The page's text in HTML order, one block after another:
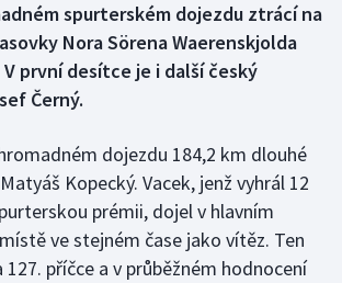
spurterském dojezdu ztrácí na
Nora Sörena Waerenskjolda
první desítce je i další český
Černý.
dojezdu 184,2 km dlouhé
Kopecký. Vacek, jenž vyhrál 12
prémii, dojel v hlavním
ve stejném čase jako vítěz. Ten
127. příčce a v průběžném hodnocení